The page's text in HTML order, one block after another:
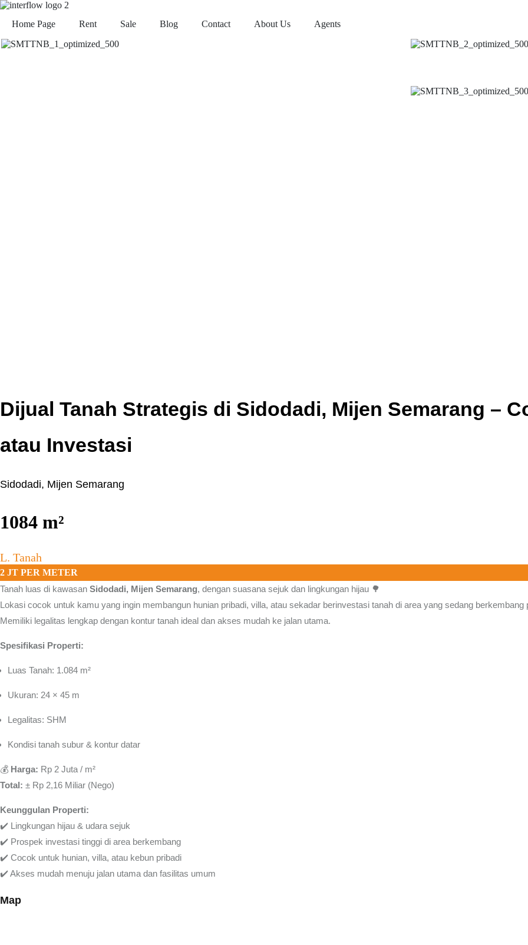
Home Page Rent Sale Blog Contact About Us Agents
Dijual Tanah Strategis di Sidodadi, Mijen Semarang –
atau Investasi
Sidodadi, Mijen Semarang
1084 m²
L. Tanah
2 JT PER METER
Tanah luas di kawasan Sidodadi, Mijen Semarang, dengan suasana sejuk dan lingkungan hijau 🌳
Lokasi cocok untuk kamu yang ingin membangun hunian pribadi, villa, atau sekadar berinvestasi tanah di area yang sedang berkembang
Memiliki legalitas lengkap dengan kontur tanah ideal dan akses mudah ke jalan utama.
Spesifikasi Properti:
Luas Tanah: 1.084 m²
Ukuran: 24 × 45 m
Legalitas: SHM
Kondisi tanah subur & kontur datar
💰 Harga: Rp 2 Juta / m²
Total: ± Rp 2,16 Miliar (Nego)
Keunggulan Properti:
✔️ Lingkungan hijau & udara sejuk
✔️ Prospek investasi tinggi di area berkembang
✔️ Cocok untuk hunian, villa, atau kebun pribadi
✔️ Akses mudah menuju jalan utama dan fasilitas umum
Map